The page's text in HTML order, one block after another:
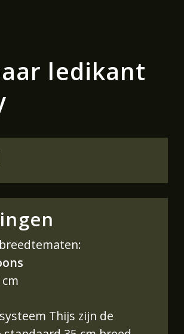
ledikant
Thijs zijn de